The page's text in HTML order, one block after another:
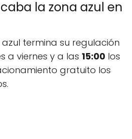
la zona azul en
termina su regulación
a viernes y a las 15:00 los
gratuito los